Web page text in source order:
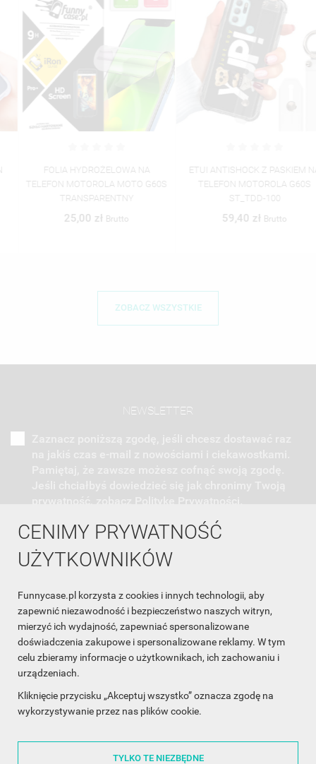
CENIMY PRYWATNOŚĆ
UŻYTKOWNIKÓW
Funnycase.pl korzysta z cookies i innych technologii, aby
zapewnić niezawodność i bezpieczeństwo naszych witryn,
mierzyć ich wydajność, zapewniać spersonalizowane
doświadczenia zakupowe i spersonalizowane reklamy. W tym
celu zbieramy informacje o użytkownikach, ich zachowaniu i
urządzeniach.
Kliknięcie przycisku „Akceptuj wszystko” oznacza zgodę na
wykorzystywanie przez nas plików cookie.
TYLKO TE NIEZBĘDNE
FOLIA HYDROŻELOWA NA
TELEFON MOTOROLA MOTO G60S
TRANSPARENTNY
25,00 złBrutto
ETUI ANTISHOCK Z PASKIEM NA
TELEFON MOTOROLA G60S
ST_TDD-100
59,40 złBrutto
ZOBACZ WSZYSTKIE
NEWSLETTER
INFORMACJA O SKLEPIE
INFORMACJE
OBSŁUGA KLIENTA
WSPÓŁPRACA
ŚLEDŹ NAS NA FACEBOOKU